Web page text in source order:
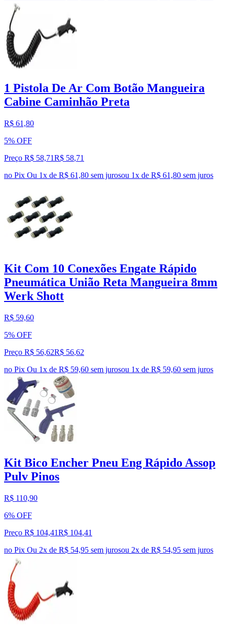
1 Pistola De Ar Com Botão Mangueira
Cabine Caminhão Preta
R$ 61,80
5% OFF
Preço R$ 58,71R$ 58,71
no Pix Ou 1x de R$ 61,80 sem jurosou 1x de R$ 61,80 sem juros
Kit Com 10 Conexões Engate Rápido
Pneumática União Reta Mangueira 8mm
Werk Shott
R$ 59,60
5% OFF
Preço R$ 56,62R$ 56,62
no Pix Ou 1x de R$ 59,60 sem jurosou 1x de R$ 59,60 sem juros
Kit Bico Encher Pneu Eng Rápido Assop
Pulv Pinos
R$ 110,90
6% OFF
Preço R$ 104,41R$ 104,41
no Pix Ou 2x de R$ 54,95 sem jurosou 2x de R$ 54,95 sem juros